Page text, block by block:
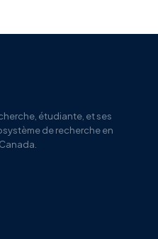
étudiante, et ses
de recherche en